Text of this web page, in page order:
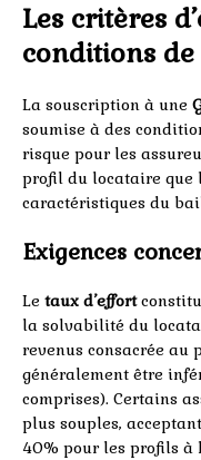
Les critères
conditions
La souscription à une
soumise à des
risque pour les
profil du locataire que
caractéristiques du
Exigences
Le taux d’effort
la solvabilité du
revenus consacrée au
généralement être
comprises). Certains
plus souples,
40% pour les profils à